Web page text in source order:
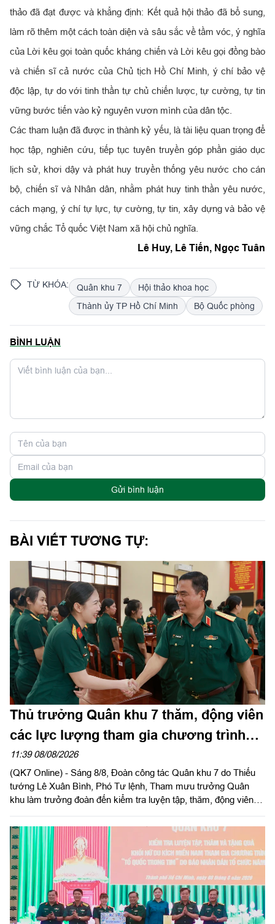
thảo đã đạt được và khẳng định: Kết quả hội thảo đã bổ sung,
làm rõ thêm một cách toàn diện và sâu sắc về tầm vóc, ý nghĩa
của Lời kêu gọi toàn quốc kháng chiến và Lời kêu gọi đồng bào
và chiến sĩ cả nước của Chủ tịch Hồ Chí Minh, ý chí bảo vệ
độc lập, tự do với tinh thần tự chủ chiến lược, tự cường, tự tin
vững bước tiến vào kỷ nguyên vươn mình của dân tộc.
Các tham luận đã được in thành kỷ yếu, là tài liệu quan trọng để
học tập, nghiên cứu, tiếp tục tuyên truyền góp phần giáo dục
lịch sử, khơi dậy và phát huy truyền thống yêu nước cho cán
bộ, chiến sĩ và Nhân dân, nhằm phát huy tinh thần yêu nước,
cách mạng, ý chí tự lực, tự cường, tự tin, xây dựng và bảo vệ
vững chắc Tổ quốc Việt Nam xã hội chủ nghĩa.
Lê Huy, Lê Tiến, Ngọc Tuân
TỪ KHÓA: Quân khu 7
Hội thảo khoa học
Thành ủy TP Hồ Chí Minh
Bộ Quốc phòng
BÌNH LUẬN
Gửi bình luận
BÀI VIẾT TƯƠNG TỰ:
Thủ trưởng Quân khu 7 thăm, động viên
các lực lượng tham gia chương trình
“Tổ quốc trong tim”
11:39 08/08/2026
(QK7 Online) - Sáng 8/8, Đoàn công tác Quân khu 7 do Thiếu
tướng Lê Xuân Bình, Phó Tư lệnh, Tham mưu trưởng Quân
khu làm trưởng đoàn đến kiểm tra luyện tập, thăm, động viên
Nhân Dân tổ chức tại Sư đoàn 309 và Lữ đoàn 25.